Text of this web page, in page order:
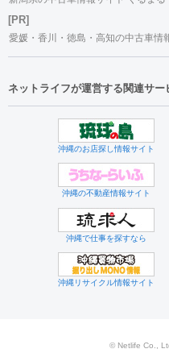
[PR]
愛媛・香川・徳島・高知の中古車情
ネットライフが運営する関連サー
沖縄のお店探し情報サイト
沖縄の不動産情報サイト
沖縄で仕事を探すなら
沖縄リサイクル情報サイト
© Netlife Co.,